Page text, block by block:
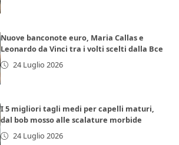
Nuove banconote euro, Maria Callas e
Leonardo da Vinci tra i volti scelti dalla Bce
24 Luglio 2026
I 5 migliori tagli medi per capelli maturi,
dal bob mosso alle scalature morbide
24 Luglio 2026